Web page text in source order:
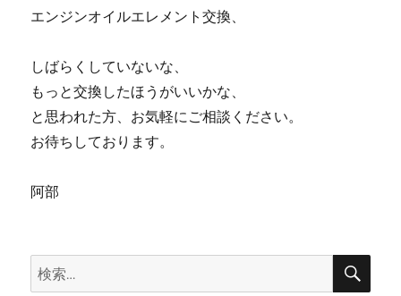
エンジンオイルエレメント交換、
しばらくしていないな、
もっと交換したほうがいいかな、
と思われた方、お気軽にご相談ください。
お待ちしております。
阿部
検
索:
検